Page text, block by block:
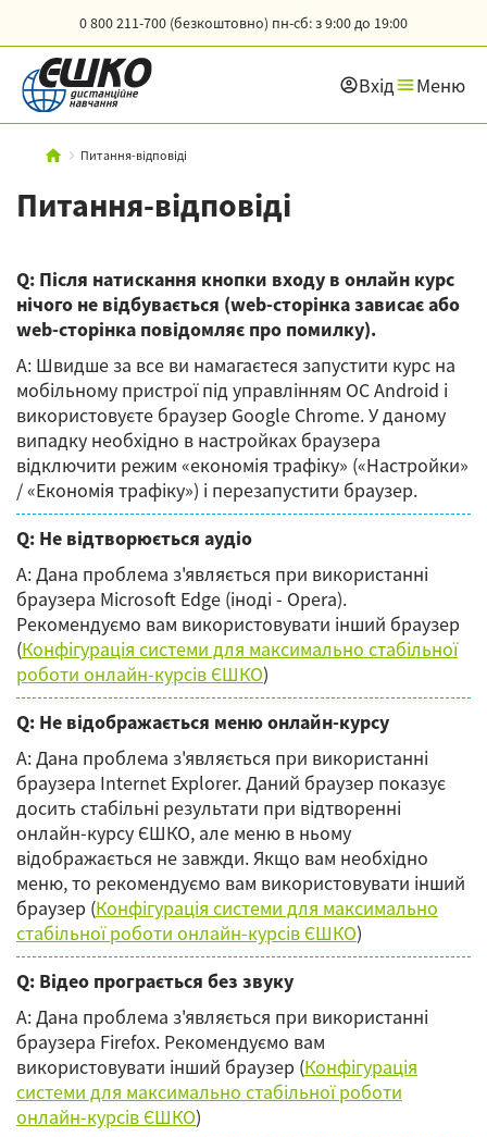
0 800 211-700 (безкоштовно) пн-сб: з 9:00 до 19:00
Вхід Меню
Питання-відповіді
Питання-відповіді
Q: Після натискання кнопки входу в онлайн курс
нічого не відбувається (web-сторінка зависає або
web-сторінка повідомляє про помилку).
A: Швидше за все ви намагаєтеся запустити курс на
мобільному пристрої під управлінням ОС Android і
використовуєте браузер Google Chrome. У даному
випадку необхідно в настройках браузера
відключити режим «економія трафіку» («Настройки»
/ «Економія трафіку») і перезапустити браузер.
Q: Не відтворюється аудіо
А: Дана проблема з'являється при використанні
браузера Microsoft Edge (іноді - Opera).
Рекомендуємо вам використовувати інший браузер
(Конфігурація системи для максимально стабільної
роботи онлайн-курсів ЄШКО)
Q: Не відображається меню онлайн-курсу
А: Дана проблема з'являється при використанні
браузера Internet Explorer. Даний браузер показує
досить стабільні результати при відтворенні
онлайн-курсу ЄШКО, але меню в ньому
відображається не завжди. Якщо вам необхідно
меню, то рекомендуємо вам використовувати інший
браузер (Конфігурація системи для максимально
стабільної роботи онлайн-курсів ЄШКО)
Q: Відео програється без звуку
А: Дана проблема з'являється при використанні
браузера Firefox. Рекомендуємо вам
використовувати інший браузер (Конфігурація
системи для максимально стабільної роботи
онлайн-курсів ЄШКО)